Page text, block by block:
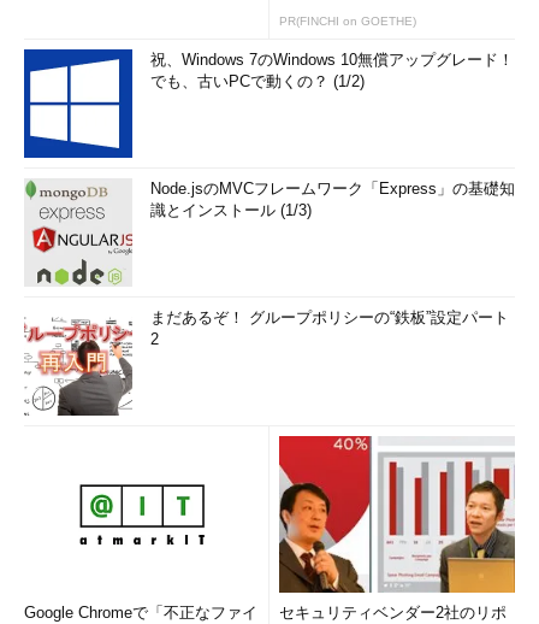
PR(FINCHI on GOETHE)
祝、Windows 7のWindows 10無償アップグレード！
でも、古いPCで動くの？ (1/2)
Node.jsのMVCフレームワーク「Express」の基礎知
識とインストール (1/3)
まだあるぞ！ グループポリシーの“鉄板”設定パート
2
Google Chromeで「不正なファイ
セキュリティベンダー2社のリポ